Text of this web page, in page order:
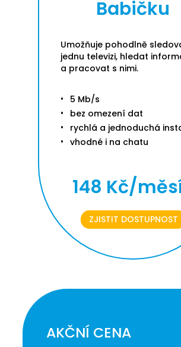
Babičku
Umožňuje pohodlně
jednu televizi, hledat
a pracovat s nimi.
5 Mb/s
bez omezení dat
rychlá a jednoduchá
vhodné i na chatu
148 Kč/
ZJISTIT DOSTUPNOST
AKČNÍ CENA